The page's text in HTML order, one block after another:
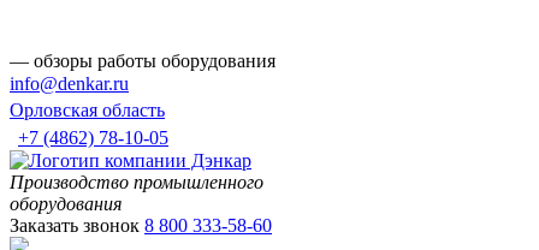
— обзоры работы оборудования
info@denkar.ru
Орловская область
+7 (4862) 78-10-05
Производство промышленного
оборудования
Заказать звонок 8 800 333-58-60